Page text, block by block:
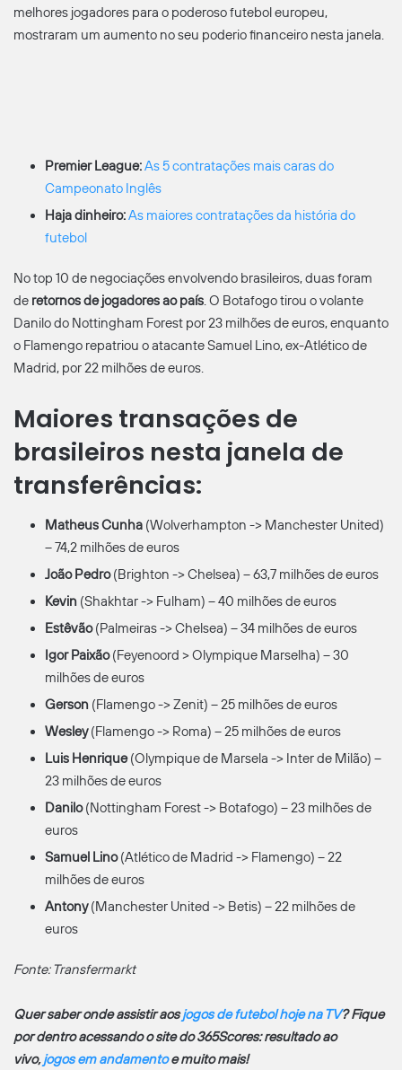
melhores jogadores para o poderoso futebol europeu,
mostraram um aumento no seu poderio financeiro nesta janela.
Premier League:As 5 contratações mais caras do
Campeonato Inglês
Haja dinheiro:As maiores contratações da história do
futebol
No top 10 de negociações envolvendo brasileiros, duas foram
de retornos de jogadores ao país. O Botafogo tirou o volante
Danilo do Nottingham Forest por 23 milhões de euros, enquanto
o Flamengo repatriou o atacante Samuel Lino, ex-Atlético de
Madrid, por 22 milhões de euros.
Maiores transações de
brasileiros nesta janela de
transferências:
Matheus Cunha (Wolverhampton -> Manchester United)
– 74,2 milhões de euros
João Pedro(Brighton -> Chelsea) – 63,7 milhões de euros
Kevin (Shakhtar -> Fulham) – 40 milhões de euros
Estêvão(Palmeiras -> Chelsea) – 34 milhões de euros
Igor Paixão(Feyenoord > Olympique Marselha) – 30
milhões de euros
Gerson (Flamengo -> Zenit) – 25 milhões de euros
Wesley(Flamengo -> Roma) – 25 milhões de euros
Luis Henrique(Olympique de Marsela -> Inter de Milão) –
23 milhões de euros
Danilo(Nottingham Forest -> Botafogo) – 23 milhões de
euros
Samuel Lino(Atlético de Madrid -> Flamengo) – 22
milhões de euros
Antony(Manchester United -> Betis) – 22 milhões de
euros
Fonte: Transfermarkt
Quer saber onde assistir aosjogos de futebol hoje na TV? Fique
por dentro acessando o site do 365Scores: resultado ao
vivo,jogos em andamentoe muito mais!